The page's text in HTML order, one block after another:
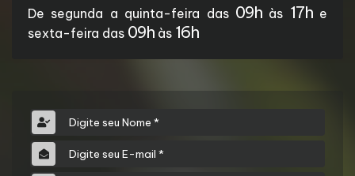
De segunda a quinta-feira das 09hàs 17he
sexta-feira das 09h às 16h